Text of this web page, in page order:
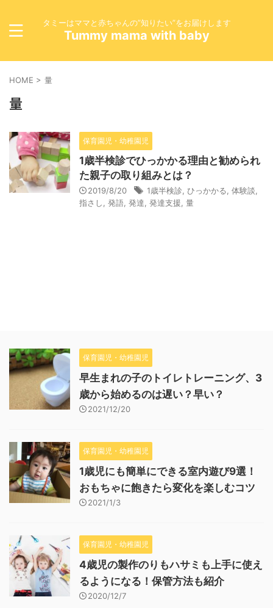
タミーはママと赤ちゃんの”知りたい”をお届けします
Tummy mama with baby
HOME > 量
量
保育園児・幼稚園児
1歳半検診でひっかかる理由と勧められ
た親子の取り組みとは？
2019/8/20 1歳半検診 ひっかかる 体験談
指さし
発語 発達 発達支援 量
保育園児・幼稚園児
早生まれの子のトイレトレーニング、3
歳から始めるのは遅い？早い？
2021/12/20
保育園児・幼稚園児
1歳児にも簡単にできる室内遊び9選！
おもちゃに飽きたら変化を楽しむコツ
2021/1/3
保育園児・幼稚園児
4歳児の製作のりもハサミも上手に使え
るようになる！保管方法も紹介
2020/12/7